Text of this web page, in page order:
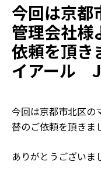
今回は京都
管理会社様
依頼を頂
イアール
今回は京都市北区の
替のご依頼を頂きま
ありがとうございま